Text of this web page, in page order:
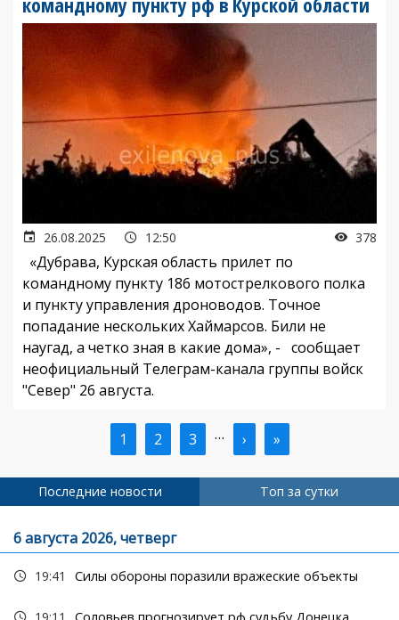
26.08.2025 12:50 378
«Дубрава, Курская область прилет по
командному пункту 186 мотострелкового полка
и пункту управления дроноводов. Точное
попадание нескольких Хаймарсов. Били не
наугад, а четко зная в какие дома», - сообщает
неофициальный Телеграм-канала группы войск
"Север" 26 августа.
Текущая
страница
1 Страница
2 Страница
3 … Следующая
страница
› Последняя
страница
»
Последние новости Топ за сутки
6 августа 2026, четверг
19:41 Силы обороны поразили вражеские объекты